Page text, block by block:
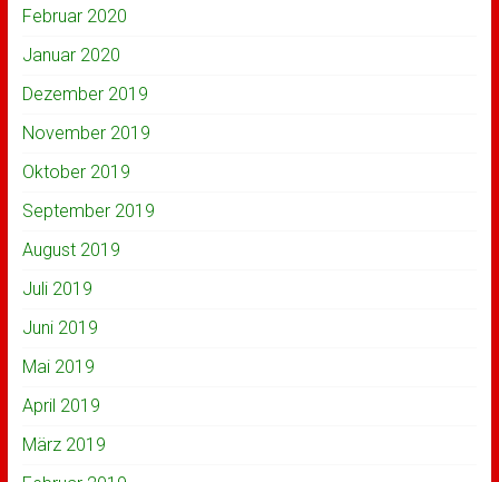
Februar 2020
Januar 2020
Dezember 2019
November 2019
Oktober 2019
September 2019
August 2019
Juli 2019
Juni 2019
Mai 2019
April 2019
März 2019